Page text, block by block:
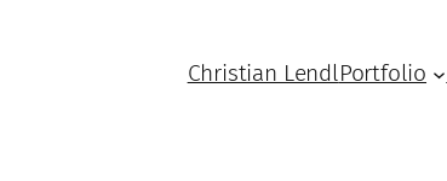
Christian LendlPortfolio